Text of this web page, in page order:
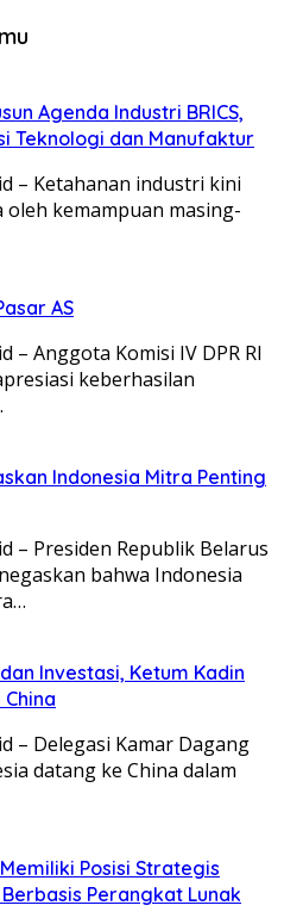
Agenda Industri BRICS,
Teknologi dan Manufaktur
– Ketahanan industri kini
kemampuan masing-
AS
– Anggota Komisi IV DPR RI
keberhasilan
Indonesia Mitra Penting
– Presiden Republik Belarus
bahwa Indonesia
Investasi, Ketum Kadin
– Delegasi Kamar Dagang
datang ke China dalam
Posisi Strategis
Perangkat Lunak